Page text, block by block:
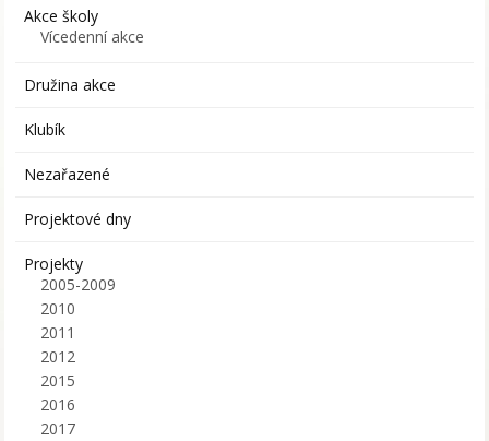
Akce školy
Vícedenní akce
Družina akce
Klubík
Nezařazené
Projektové dny
Projekty
2005-2009
2010
2011
2012
2015
2016
2017